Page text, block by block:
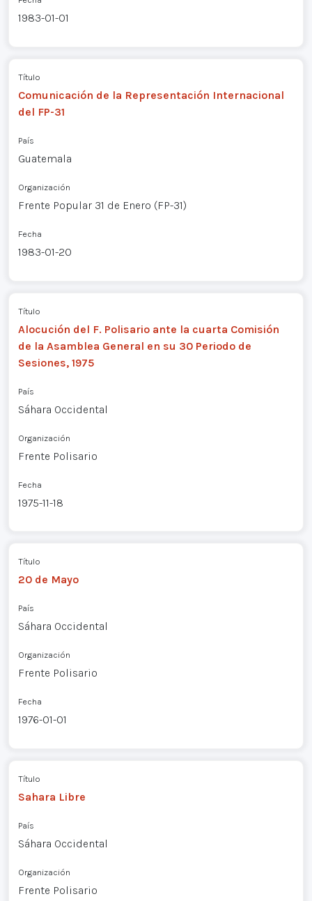
1983-01-01
Título
Comunicación de la Representación Internacional
del FP-31
País
Guatemala
Organización
Frente Popular 31 de Enero (FP-31)
Fecha
1983-01-20
Título
Alocución del F. Polisario ante la cuarta Comisión
de la Asamblea General en su 30 Periodo de
Sesiones, 1975
País
Sáhara Occidental
Organización
Frente Polisario
Fecha
1975-11-18
Título
20 de Mayo
País
Sáhara Occidental
Organización
Frente Polisario
Fecha
1976-01-01
Título
Sahara Libre
País
Sáhara Occidental
Organización
Frente Polisario